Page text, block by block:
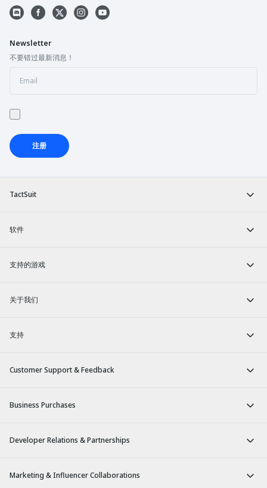
TactSuit
软件
支持的游戏
关于我们
支持
Customer Support & Feedback
Business Purchases
Developer Relations & Partnerships
Marketing & Influencer Collaborations
Newsletter
不要错过最新消息！
注册